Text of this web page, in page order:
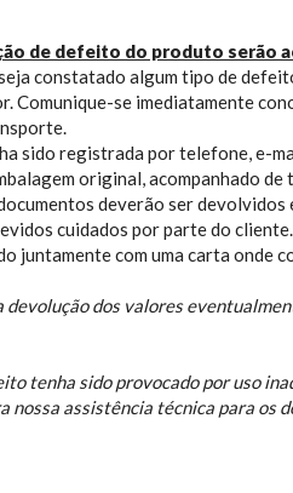
de defeito do produto serão
constatado algum tipo de
Comunique-se imediatamente
sido registrada por telefone, e-
original, acompanhado
deverão ser
cuidados por parte do cliente.
juntamente com uma carta onde
devolução dos valores
tenha sido provocado por uso
nossa assistência técnica para os